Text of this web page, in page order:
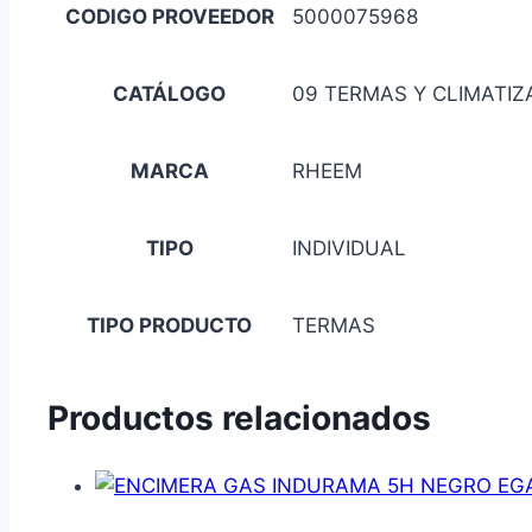
CODIGO PROVEEDOR 5000075968
CATÁLOGO 09 TERMAS Y
MARCA RHEEM
TIPO INDIVIDUAL
TIPO PRODUCTO TERMAS
Productos relacionados